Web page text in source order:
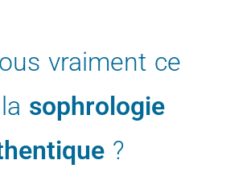
vraiment ce
sophrologie
?